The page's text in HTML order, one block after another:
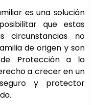
es una solución
que estas
circunstancias no
de origen y son
Protección a la
a crecer en un
y protector